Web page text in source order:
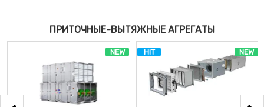
ПРИТОЧНЫЕ-ВЫТЯЖНЫЕ АГРЕГАТЫ
NEW NEW
HIT